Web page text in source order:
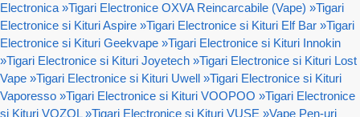
Electronica »Tigari Electronice OXVA Reincarcabile (Vape) »Tigari
Electronice si Kituri Aspire »Tigari Electronice si Kituri Elf Bar »Tigari
Electronice si Kituri Geekvape »Tigari Electronice si Kituri Innokin
»Tigari Electronice si Kituri Joyetech »Tigari Electronice si Kituri Lost
Vape »Tigari Electronice si Kituri Uwell »Tigari Electronice si Kituri
Vaporesso »Tigari Electronice si Kituri VOOPOO »Tigari Electronice
si Kituri VOZOL »Tigari Electronice si Kituri VUSE »Vape Pen-uri